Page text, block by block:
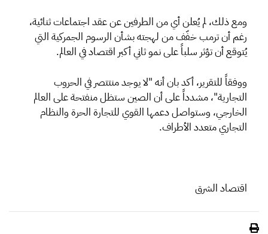
ومع ذلك، لم يُعلن أي من الطرفين عن عقد اجتماعات ثنائية،
رغم أن ترمب خفّف من لهجته بشأن الرسوم الجمركية التي
يُتوقع أن تؤثر سلباً على نمو ثاني أكبر اقتصاد في العالم.
ووفقاً للتقرير، أكد بان أنه "لا يوجد منتتصر في الحروب
التجارية"، مشدداً على أن الصين ستظل منفتحة على العالم
الخارجي، وستواصل دعمها القوي للتجارة الحرة والنظام
التجاري متعدد الأطراف.
اقتصاد الشرق